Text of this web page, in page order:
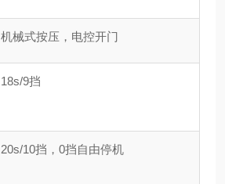
机械式按压，电控开门
18s/9挡
20s/10挡，0挡自由停机